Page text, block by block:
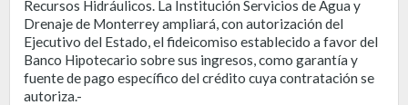
Recursos Hidráulicos. La Institución Servicios de Agua y
Drenaje de Monterrey ampliará, con autorización del
Ejecutivo del Estado, el fideicomiso establecido a favor del
Banco Hipotecario sobre sus ingresos, como garantía y
fuente de pago específico del crédito cuya contratación se
autoriza.-